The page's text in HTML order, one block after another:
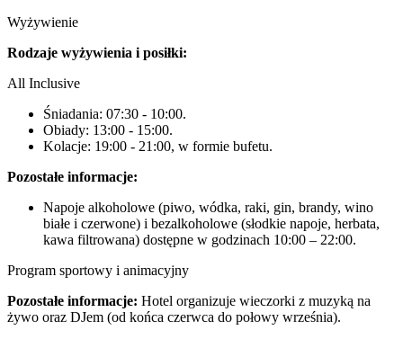
Wyżywienie
Rodzaje wyżywienia i posiłki:
All Inclusive
Śniadania: 07:30 - 10:00.
Obiady: 13:00 - 15:00.
Kolacje: 19:00 - 21:00, w formie bufetu.
Pozostałe informacje:
Napoje alkoholowe (piwo, wódka, raki, gin, brandy, wino
białe i czerwone) i bezalkoholowe (słodkie napoje, herbata,
kawa filtrowana) dostępne w godzinach 10:00 – 22:00.
Program sportowy i animacyjny
Pozostałe informacje: Hotel organizuje wieczorki z muzyką na
żywo oraz DJem (od końca czerwca do połowy września).